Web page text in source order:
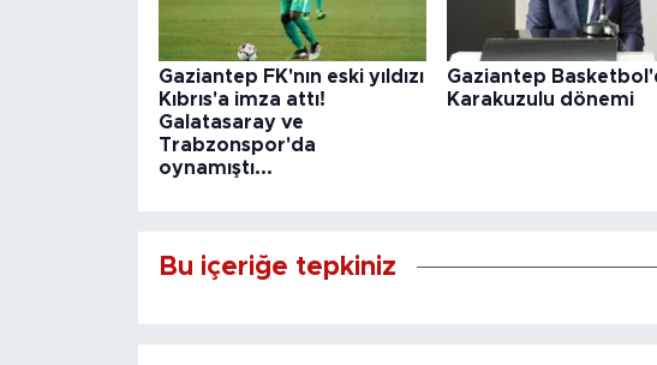
Gaziantep FK'nın eski yıldızı
Kıbrıs'a imza attı!
Galatasaray ve
Trabzonspor'da
oynamıştı...
Gaziantep
Karakuzulu dönemi
Bu içeriğe tepkiniz